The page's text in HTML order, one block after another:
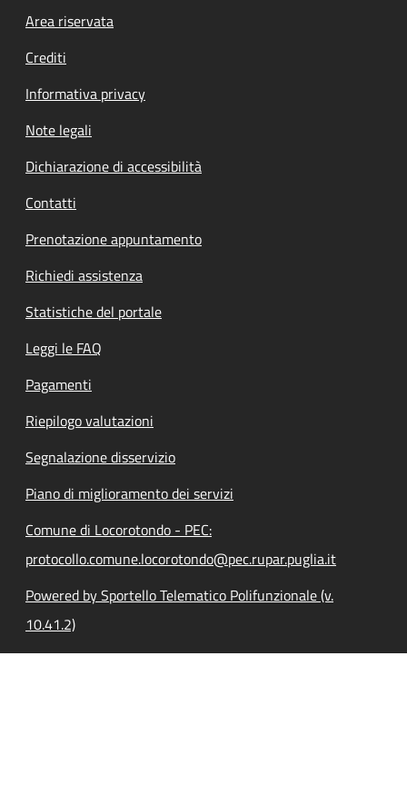
Footer menu
Area riservata
Crediti
Informativa privacy
Note legali
Dichiarazione di accessibilità
Contatti
Prenotazione appuntamento
Richiedi assistenza
Statistiche del portale
Leggi le FAQ
Pagamenti
Riepilogo valutazioni
Segnalazione disservizio
Piano di miglioramento dei servizi
Comune di Locorotondo - PEC:
protocollo.comune.locorotondo@pec.rupar.puglia.it
Powered by Sportello Telematico Polifunzionale (v.
10.41.2)